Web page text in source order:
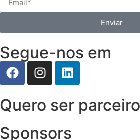
Enviar
Segue-nos em
Quero ser parceiro
Sponsors